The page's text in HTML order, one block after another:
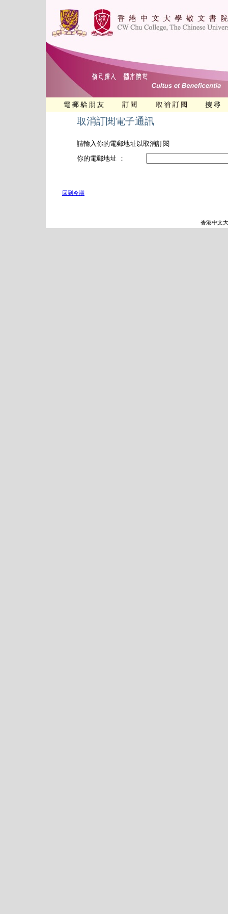
取消訂閱電子通訊
請輸入你的電郵地址以取消訂閱
你的電郵地址 ：
回到今期
香港中文